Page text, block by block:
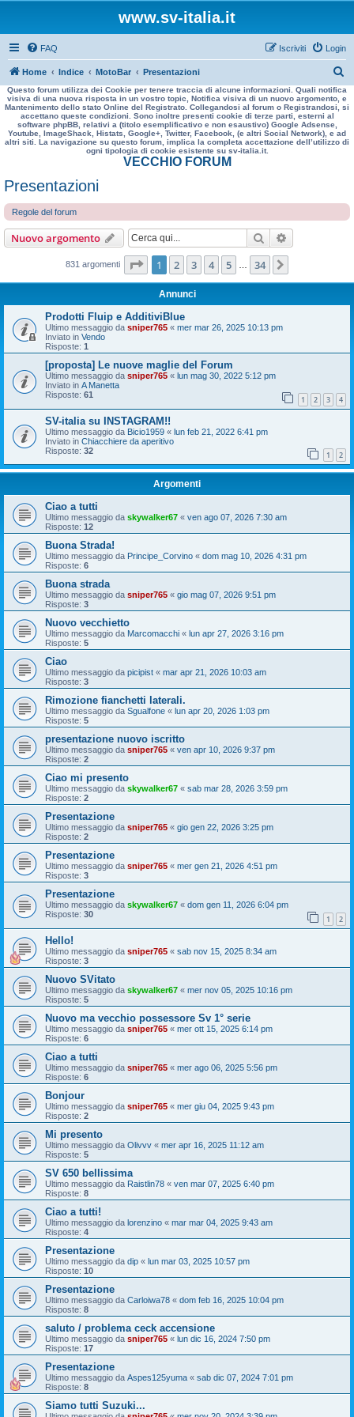
www.sv-italia.it
FAQ Login
Iscriviti
Home Indice MotoBar Presentazioni
e
r
a
Questo forum utilizza dei Cookie per tenere traccia di alcune informazioni. Quali notifica
visiva di una nuova risposta in un vostro topic, Notifica visiva di un nuovo argomento, e
Mantenimento dello stato Online del Registrato. Collegandosi al forum o Registrandosi, si
accettano queste condizioni. Sono inoltre presenti cookie di terze parti, esterni al
software phpBB, relativi a (titolo esemplificativo e non esaustivo) Google Adsense,
Youtube, ImageShack, Histats, Google+, Twitter, Facebook, (e altri Social Network), e ad
altri siti. La navigazione su questo forum, implica la completa accettazione dell’utilizzo di
ogni tipologia di cookie esistente su sv-italia.it.
VECCHIO FORUM
Presentazioni
Regole del forum
Nuovo argomento Cerca
831 argomenti Pagina di 34
1 2 3 4 5 34
Annunci
Prodotti Fluip e AdditiviBlue
Ultimo messaggio da sniper765 « mer mar 26, 2025 10:13 pm
Inviato in Vendo
Risposte: 1
[proposta] Le nuove maglie del Forum
Ultimo messaggio da sniper765 « lun mag 30, 2022 5:12 pm
Inviato in A Manetta
Risposte: 61 1 2 3 4
SV-italia su INSTAGRAM!!
Ultimo messaggio da Bicio1959 « lun feb 21, 2022 6:41 pm
Inviato in Chiacchiere da aperitivo
Risposte: 32 1 2
Argomenti
Ciao a tutti
Ultimo messaggio da skywalker67 « ven ago 07, 2026 7:30 am
Risposte: 12
Buona Strada!
Ultimo messaggio da Principe_Corvino « dom mag 10, 2026 4:31 pm
Risposte: 6
Buona strada
Ultimo messaggio da sniper765 « gio mag 07, 2026 9:51 pm
Risposte: 3
Nuovo vecchietto
Ultimo messaggio da Marcomacchi « lun apr 27, 2026 3:16 pm
Risposte: 5
Ciao
Ultimo messaggio da picipist « mar apr 21, 2026 10:03 am
Risposte: 3
Rimozione fianchetti laterali.
Ultimo messaggio da Sgualfone « lun apr 20, 2026 1:03 pm
Risposte: 5
presentazione nuovo iscritto
Ultimo messaggio da sniper765 « ven apr 10, 2026 9:37 pm
Risposte: 2
Ciao mi presento
Ultimo messaggio da skywalker67 « sab mar 28, 2026 3:59 pm
Risposte: 2
Presentazione
Ultimo messaggio da sniper765 « gio gen 22, 2026 3:25 pm
Risposte: 2
Presentazione
Ultimo messaggio da sniper765 « mer gen 21, 2026 4:51 pm
Risposte: 3
Presentazione
Ultimo messaggio da skywalker67 « dom gen 11, 2026 6:04 pm
Risposte: 30 1 2
Hello!
Ultimo messaggio da sniper765 « sab nov 15, 2025 8:34 am
Risposte: 3
Nuovo SVitato
Ultimo messaggio da skywalker67 « mer nov 05, 2025 10:16 pm
Risposte: 5
Nuovo ma vecchio possessore Sv 1° serie
Ultimo messaggio da sniper765 « mer ott 15, 2025 6:14 pm
Risposte: 6
Ciao a tutti
Ultimo messaggio da sniper765 « mer ago 06, 2025 5:56 pm
Risposte: 6
Bonjour
Ultimo messaggio da sniper765 « mer giu 04, 2025 9:43 pm
Risposte: 2
Mi presento
Ultimo messaggio da Olivvv « mer apr 16, 2025 11:12 am
Risposte: 5
SV 650 bellissima
Ultimo messaggio da Raistlin78 « ven mar 07, 2025 6:40 pm
Risposte: 8
Ciao a tutti!
Ultimo messaggio da lorenzino « mar mar 04, 2025 9:43 am
Risposte: 4
Presentazione
Ultimo messaggio da dip « lun mar 03, 2025 10:57 pm
Risposte: 10
Presentazione
Ultimo messaggio da Carloiwa78 « dom feb 16, 2025 10:04 pm
Risposte: 8
saluto / problema ceck accensione
Ultimo messaggio da sniper765 « lun dic 16, 2024 7:50 pm
Risposte: 17
Presentazione
Ultimo messaggio da Aspes125yuma « sab dic 07, 2024 7:01 pm
Risposte: 8
Siamo tutti Suzuki...